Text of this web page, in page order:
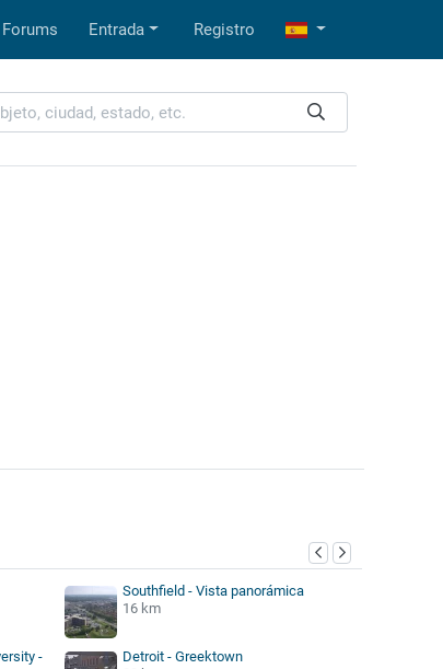
Entrada Registro
Southfield - Vista panorámica
16 km
-
Detroit - Greektown